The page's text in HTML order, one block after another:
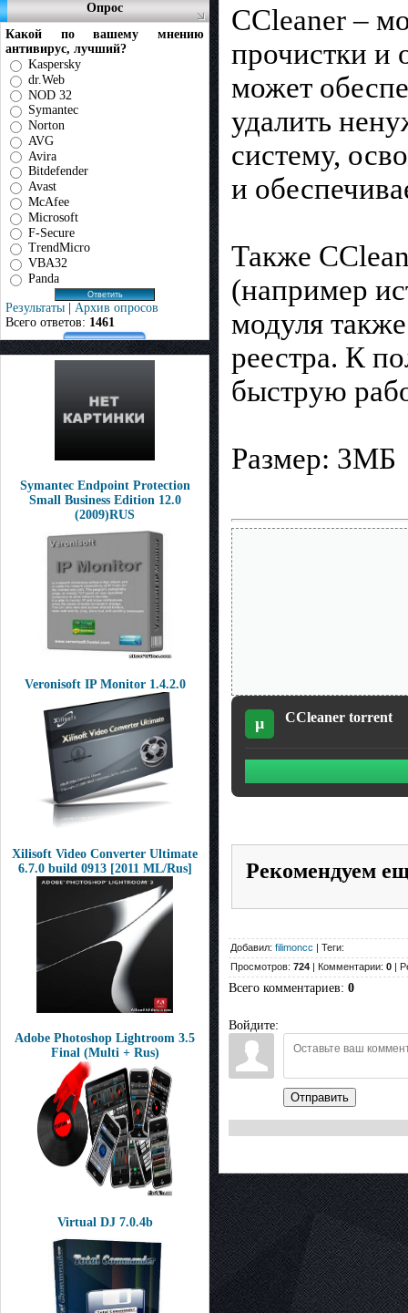
Опрос
Какой по вашему мнению
антивирус, лучший?
Kaspersky
dr.Web
NOD 32
Symantec
Norton
AVG
Avira
Bitdefender
Avast
McAfee
Microsoft
F-Secure
TrendMicro
VBA32
Panda
Результаты | Архив опросов
Всего ответов: 1461
Symantec Endpoint Protection
Small Business Edition 12.0
(2009)RUS
Veronisoft IP Monitor 1.4.2.0
Xilisoft Video Converter Ultimate
6.7.0 build 0913 [2011 ML/Rus]
Adobe Photoshop Lightroom 3.5
Final (Multi + Rus)
Virtual DJ 7.0.4b
CCleaner –
прочистки и
может
удалить
систему,
и
Также
(например
модуля
реестра. К
быструю
Размер: 3МБ
µ CCleaner torrent
Рекомендуем
Добавил: filimoncc | Теги:
Просмотров: 724 | Комментарии: 0 |
Всего комментариев: 0
Войдите:
Отправить